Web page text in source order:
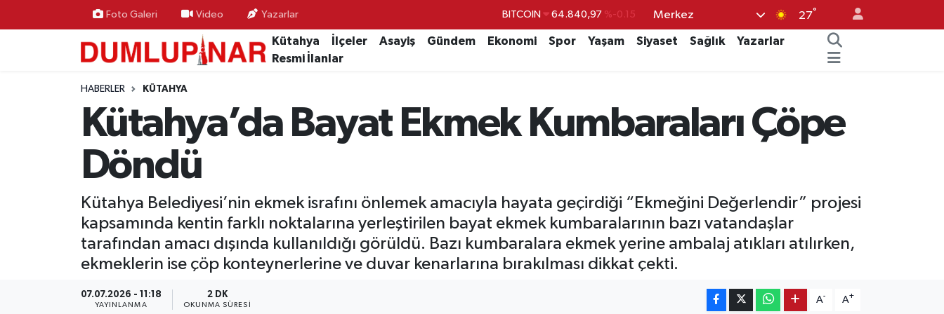
Foto Galeri Video Yazarlar DOLAR 47,7436 %0.18
EURO 55,2510 %0.32
BİST100 13.779 %-14
Merkez 27°
Kütahya İlçeler Asayiş Gündem Ekonomi Spor Yaşam Siyaset Sağlık
Yazarlar
Resmi İlanlar
HABERLER KÜTAHYA
Kütahya’da Bayat Ekmek Kumbaraları Çöpe
Döndü
Kütahya Belediyesi’nin ekmek israfını önlemek amacıyla hayata geçirdiği “Ekmeğini Değerlendir” projesi
kapsamında kentin farklı noktalarına yerleştirilen bayat ekmek kumbaralarının bazı vatandaşlar
tarafından amacı dışında kullanıldığı görüldü. Bazı kumbaralara ekmek yerine ambalaj atıkları atılırken,
ekmeklerin ise çöp konteynerlerine ve duvar kenarlarına bırakılması dikkat çekti.
07.07.2026 - 11:18
YAYINLANMA
2 DK
OKUNMA SÜRESI
A- A+
Ekonomi
Kütahya Hava Durumu
Kütahya Trafik Yoğunluk Haritası
Süper Lig Puan Durumu ve Fikstür
Tüm Manşetler
Son Dakika Haberleri
Haber Arşivi